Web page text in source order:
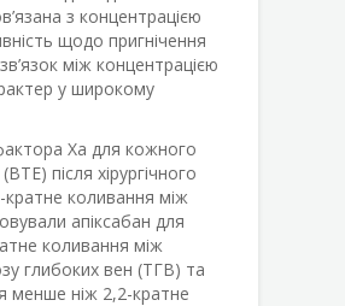
з концентрацією
щодо пригнічення
між концентрацією
у широкому
Ха для кожного
після хірургічного
коливання між
апіксабан для
коливання між
глибоких вен (ТГВ) та
менше ніж 2,2-кратне